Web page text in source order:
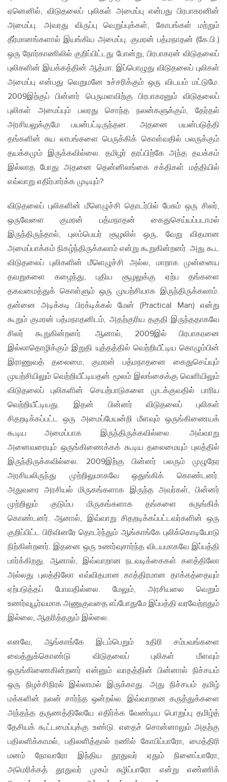
ஏனெனில், விடுதலைப் புலிகள் அமைப்பு என்பது பிரபாகரனின்
அமைப்பு. அவரது விருப்பு வெறுப்புக்கள், கோபங்கள் மற்றும்
தீர்மானங்களால் இயங்கிய அமைப்பு. குமரன் பத்மநாதன் (கே.பி.)
ஒரு நோர்காணிலில் குறிப்பிட்டது போன்று, பிரபாகரன் விடுதலைப்
புலிகளின் இயக்கத்தின் ஆத்மா. இப்பொழுது விடுதலைப் புலிகள்
அமைப்பு என்பது வெறுமனே உச்சரிக்கும் ஒரு விடயம் மட்டுமே.
2009இற்குப் பின்னர் பெருமளவிற்கு பிரபாகரனும் விடுதலைப்
புலிகள் அமைப்பும் பலரது சொந்த நலன்களுக்கும், தேர்தல்
அரசியலுக்குமே பயன்பட்டிருந்தன. அதனை பயன்படுத்தி
தங்களின் சுய லாபங்களை பெருக்கிக் கொள்வதில் பலருக்கும்
தயக்கமும் இருக்கவில்லை. தமிழர் தரப்பிற்கே அந்த தயக்கம்
இல்லாத போது அதனை தென்னிலங்கை சக்திகள் மத்தியில்
எவ்வாறு எதிர்பார்க்க முடியும்?
விடுதலைப் புலிகளின் மீளெழுச்சி தொடர்பில் பேசும் ஒரு சிலர்,
ஒருவேளை குமரன் பத்மநாதன் கைதுசெய்யப்படாமல்
இருந்திருந்தால், புலம்பெயர் சூழலில் ஒரு, வேறு விதமான
அமைப்பாக்கம் நிகழ்ந்திருக்கலாம் என்று கூறுகின்றனர். அது கூட
விடுதலைப் புலிகளின் மீளெழுச்சி அல்ல, மாறாக முன்னைய
தவறுகளை கழைந்து, புதிய சூழலுக்கு ஏற்ப தங்களை
தகவமைத்துக் கொள்ளும் ஒரு முயற்சியாக இருந்திருக்கலாம்.
தன்னை அடிக்கடி பிரக்டிக்கல் மேன் (Practical Man) என்று
கூறும் குமரன் பத்மநாதனிடம், அதற்குரிய தகுதி இருந்ததாகவே
சிலர் கூறுகின்றனர். ஆனால், 2009இல் பிரபாகரனை
இல்லாதொழிக்கும் இறுதி யுத்தத்தில் வெற்றியீட்டிய கொழும்பின்
இராணுவத் தலைமை, குமரன் பத்மநாதனை கைதுசெய்யும்
முயற்சியிலும் வெற்றியீட்டியதன் மூலம் இலங்கைக்கு வெளியிலும்
விடுதலைப் புலிகளின் செயற்பாடுகளை முடக்குவதில் பாரிய
வெற்றியீட்டியது. இதன் பின்னர் விடுதலைப் புலிகள்
சிதறடிக்கப்பட்ட ஒரு அமைப்பேயன்றி மீளவும் ஒருங்கிணையக்
கூடிய அமைப்பாக இருந்திருக்கவில்லை. அவ்வாறு
அனைவரையும் ஒருங்கிணைக்கக் கூடிய தலைமையும் புலத்தில்
இருந்திருக்கவில்லை. 2009இற்கு பின்னர் பலரும் முழுநேர
அரசியலிருந்து முற்றிலுமாகவே ஒதுங்கிக் கொண்டனர்.
அதுவரை அரசியல் மிருகங்களாக இருந்த அவர்கள், பின்னர்
முற்றிலும் குடும்ப மிருகங்களாக தங்களை சுருங்கிக்
கொண்டனர். ஆனால், இவ்வாறு சிதறடிக்கப்பட்டவர்களின் ஒரு
குறிப்பிட்ட பிரிவினரே தொடர்ந்தும் ஆங்காங்கே புலிக்கொடியோடு
நிற்கின்றனர். இதனை ஒரு உணர்வுசார்ந்த விடயமாகவே இப்பத்தி
பார்க்கிறது. ஆனால், இவ்வாறான நடவடிக்கைகள் களத்திலோ
அல்லது புலத்திலோ எவ்விதமான காத்திரமான தாக்கத்தையும்
ஏற்படுத்தப் போவதில்லை. மேலும், அரசியலை வெறும்
உணர்வுபூர்வமாக அணுகுவதை எப்போதுமே இப்பத்தி வரவேற்றதும்
இல்லை, ஆதரித்ததும் இல்லை.
எனவே, ஆங்காங்கே இடம்பெறும் உதிரி சம்பவங்களை
வைத்துக்கொண்டு விடுதலைப் புலிகள் மீளவும்
ஒருங்கிணைகின்றனர் என்னும் வாதத்தின் பின்னால் நிச்சயம்
ஒரு நிழச்சிநிரல் இல்லாமல் இருக்காது. அது நிச்சயம் தமிழ்
மக்களின் நலன் சார்ந்த ஒன்றல்ல. இவ்வாறான கருத்துக்களை
அந்தந்த தருணத்திலேயே எதிர்க்க வேண்டிய பொறுப்பு தமிழ்த்
தேசியக் கூட்டமைப்புக்கு உண்டு. எதைச் சொன்னாலும் அதற்கு
பதிலளிக்காமல், பதிலளித்தால் ரணில் கோபிப்பாரோ, மைத்திரி
மனம் நோவாரோ இந்திய தூதுவர் ஏதும் நினைப்பாரோ,
அமெரிக்கத் தூதுவர் முகம் சுழிப்பாரோ என்று எண்ணிக்